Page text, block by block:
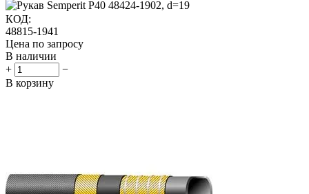
КОД:
48815-1941
Цена по запросу
В наличии
+
−
В корзину